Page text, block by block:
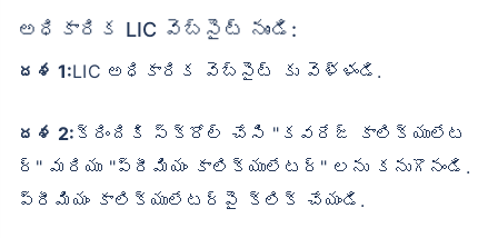
అధికారిక LIC వెబ్‌సైట్ నుండి:
దశ 1:LIC అధికారిక వెబ్సైట్ కు వెళ్ళండి.
దశ 2: క్రిందికి స్క్రోల్ చేసి "కవరేజ్ కాలిక్యులేట
ర్" మరియు "ప్రీమియం కాలిక్యులేటర్" లను కనుగొనండి.
ప్రీమియం కాలిక్యులేటర్‌పై క్లిక్ చేయండి.